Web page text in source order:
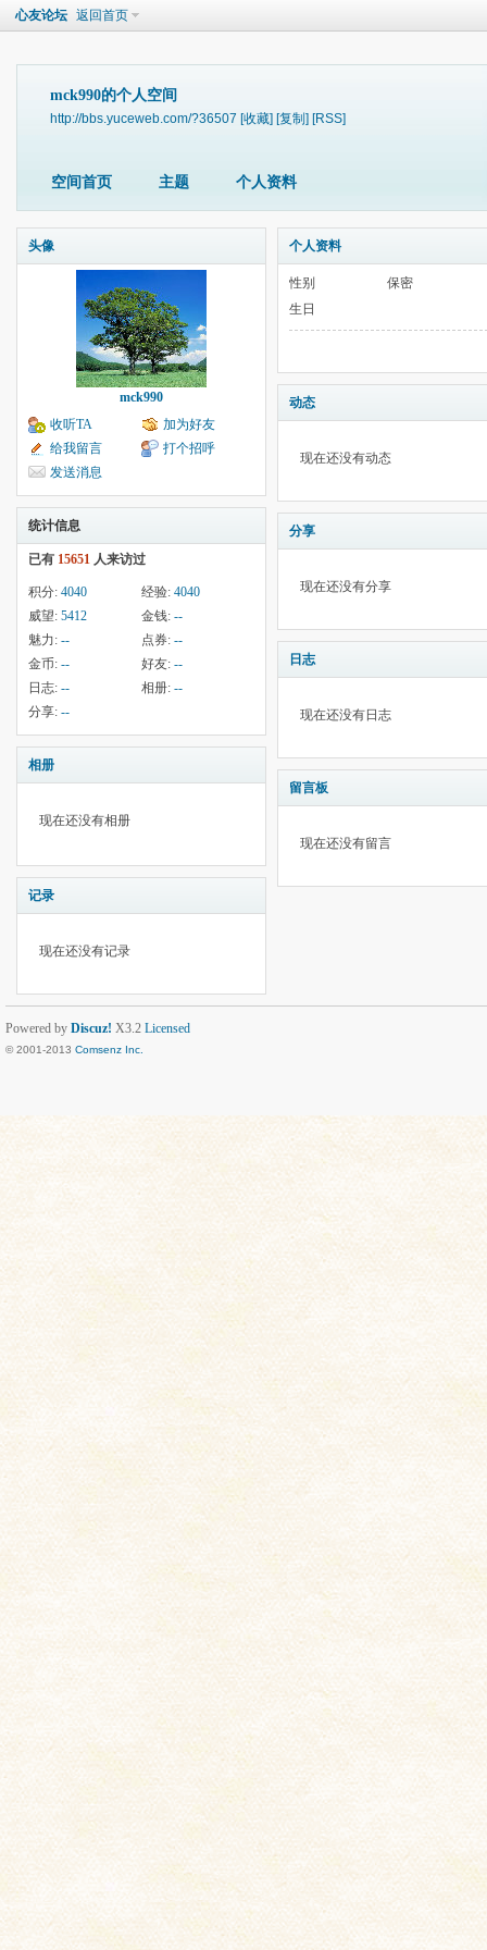
心友论坛 返回首页
mck990的个人空间
http://bbs.yuceweb.com/?36507 [收藏] [复制] [RSS]
空间首页 主题 个人资料
头像
mck990
收听TA
加为好友
给我留言
打个招呼
发送消息
统计信息
已有 15651 人来访过
积分: 4040 经验: 4040
威望: 5412 金钱: --
魅力: -- 点券: --
金币: -- 好友: --
日志: -- 相册: --
分享: --
相册
现在还没有相册
记录
现在还没有记录
个人资料
性别
保密
生日
动态
现在还没有动态
分享
现在还没有分享
日志
现在还没有日志
留言板
现在还没有留言
Powered by Discuz! X3.2 Licensed
© 2001-2013 Comsenz Inc.